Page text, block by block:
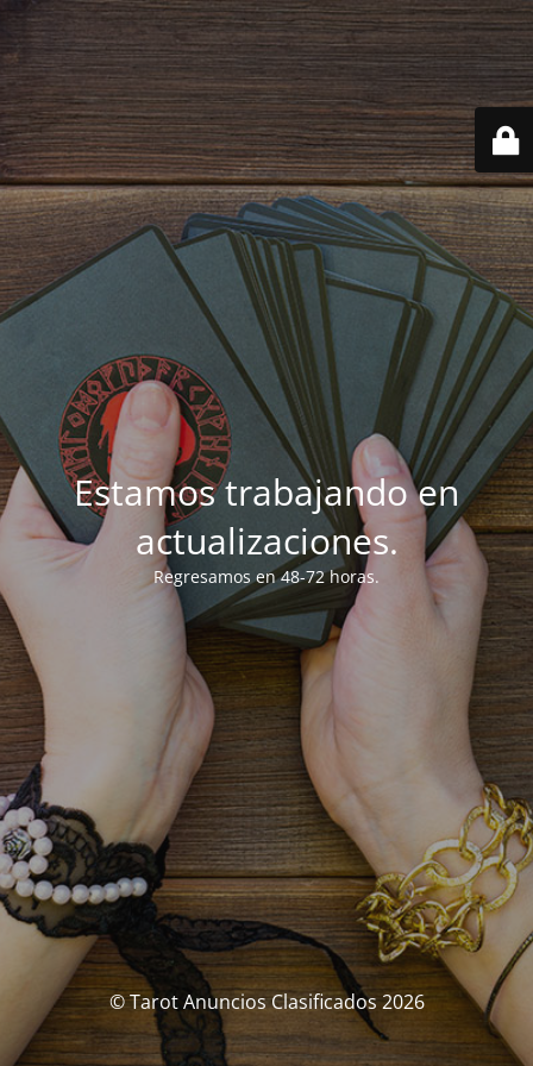
Estamos trabajando en
actualizaciones.
Regresamos en 48-72 horas.
© Tarot Anuncios Clasificados 2026